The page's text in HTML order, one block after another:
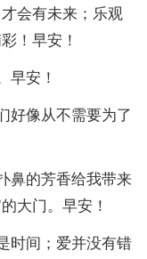
会有未来；乐观
！早安！
早安！
好像从不需要为了
鼻的芳香给我带来
大门。早安！
时间；爱并没有错